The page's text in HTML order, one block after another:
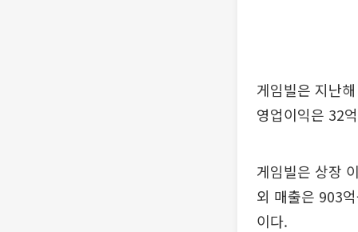
게임빌은 지난
영업이익은 32
게임빌은 상장
외 매출은 903
이다.